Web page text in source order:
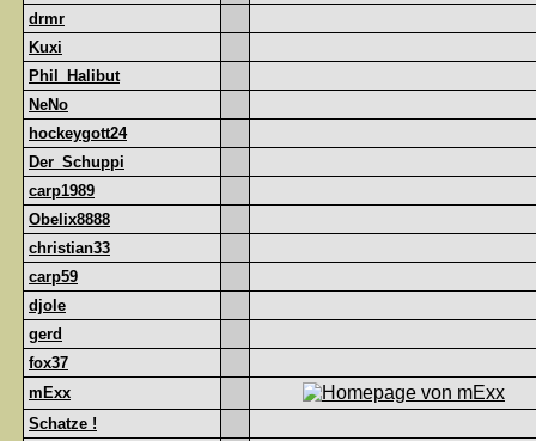
drmr
Kuxi
Phil_Halibut
NeNo
hockeygott24
Der_Schuppi
carp1989
Obelix8888
christian33
carp59
djole
gerd
fox37
mExx
Schatze !